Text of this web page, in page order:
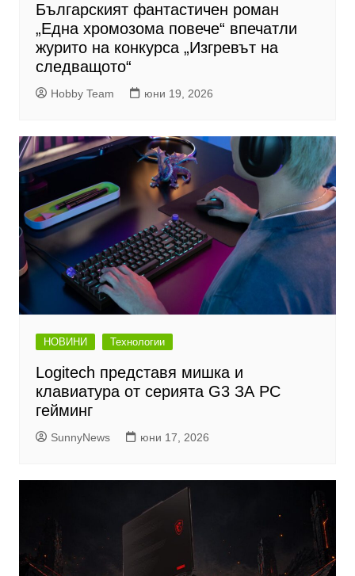
Българският фантастичен роман
„Една хромозома повече“ впечатли
журито на конкурса „Изгревът на
следващото“
Hobby Team юни 19, 2026
НОВИНИ Технологии
Logitech представя мишка и
клавиатура от серията G3 ЗА PC
гейминг
SunnyNews юни 17, 2026